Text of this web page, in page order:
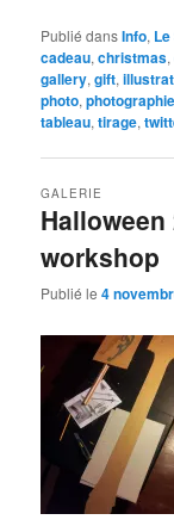
Publié dansInfo,
cadeau,christmas,
gallery,gift,
photo,photographie
tableau,tirage,
workshop
GALERIE
Publié le4